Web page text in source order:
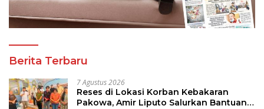
Berita Terbaru
7 Agustus 2026
Reses di Lokasi Korban Kebakaran
Pakowa, Amir Liputo Salurkan Bantuan